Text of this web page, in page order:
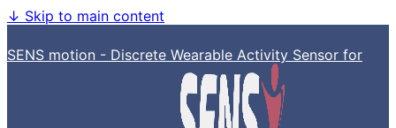
↓ Skip to main content
SENS motion - Discrete Wearable Activity Sensor for